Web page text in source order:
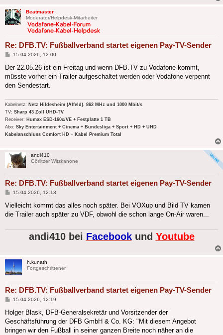
Beatmaster
Moderator/Helpdesk-Mitarbeiter
Re: DFB.TV: Fußballverband startet eigenen Pay-TV-Sender
Beitrag
15.04.2026, 12:00
Der 22.05.26 ist ein Freitag und wenn DFB.TV zu Vodafone kommt,
müsste vorher ein Trailer aufgeschaltet werden oder Vodafone verpennt
den Sendestart.
Kabelnetz: Netz Hildesheim (Alfeld). 862 MHz und 1000 Mbit/s
TV: Sharp 43 Zoll UHD-TV
Receiver: Humax ESD-160c/VE + Festplatte 1 TB
Abo: Sky Entertainment + Cinema + Bundesliga + Sport + HD + UHD
Kabelanschluss Comfort HD + Kabel Premium Total
andi410
Görlitzer Witzkanone
Re: DFB.TV: Fußballverband startet eigenen Pay-TV-Sender
Beitrag
15.04.2026, 12:13
Vielleicht kommt das alles noch später. Bei VOXup und Bild TV kamen
die Trailer auch später zu VDF, obwohl die schon lange On-Air waren...
andi410 bei Facebookund Youtube
h.kunath
Fortgeschrittener
Re: DFB.TV: Fußballverband startet eigenen Pay-TV-Sender
Beitrag
15.04.2026, 12:19
Holger Blask, DFB-Generalsekretär und Vorsitzender der
Geschäftsführung der DFB GmbH & Co. KG: "Mit diesem Angebot
bringen wir den Fußball in seiner ganzen Breite noch näher an die